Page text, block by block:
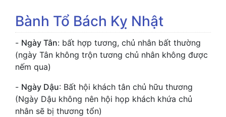
Bành Tổ Bách Kỵ Nhật
- Ngày Tân: bất hợp tương, chủ nhân bất thường
(ngày Tân không trộn tương chủ nhân không được
nếm qua)
- Ngày Dậu: Bất hội khách tân chủ hữu thương
(Ngày Dậu không nên hội họp khách khứa chủ
nhân sẽ bị thương tổn)